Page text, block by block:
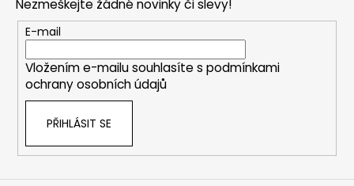
Nezmeškejte žádné novinky či slevy!
E-mail
Vložením e-mailu souhlasíte s podmínkami
ochrany osobních údajů
PŘIHLÁSIT SE